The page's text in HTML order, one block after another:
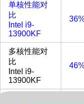
单核性能对
比
Intel i9-
13900KF
多核性能对
比
Intel i9-
13900KF